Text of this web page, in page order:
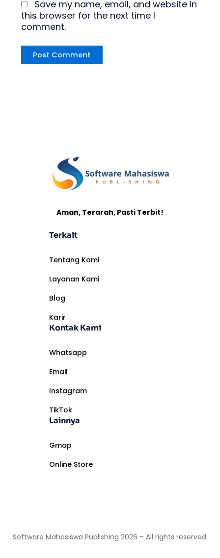
Save my name, email, and website in
this browser for the next time I
comment.
Aman, Terarah, Pasti Terbit!
Terkait
Tentang Kami
Layanan Kami
Blog
Karir
Kontak Kami
Whatsapp
Email
Instagram
TikTok
Lainnya
Gmap
Online Store
Software Mahasiswa Publishing 2026 – All rights reserved.